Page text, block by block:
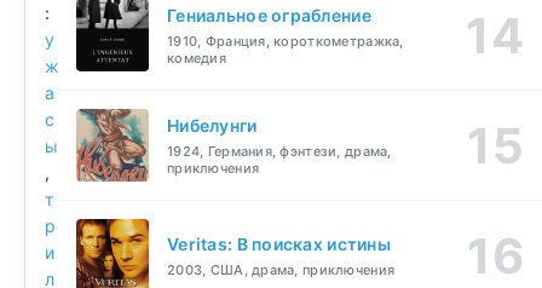
:
у
ж
а
с
ы
,
т
р
и
л
Гениальное ограбление
1910, Франция, короткометражка,
комедия
Нибелунги
1924, Германия, фэнтези, драма,
приключения
Veritas: В поисках истины
2003, США, драма, приключения